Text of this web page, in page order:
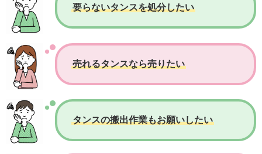
要らないタンスを処分したい
売れるタンスなら売りたい
タンスの搬出作業もお願いしたい